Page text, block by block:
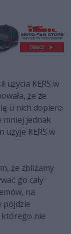
użycia KERS w
że ze
u nich dopiero
mniej jednak
użyje KERS w
że zbliżamy
go cały
na
pójdzie
którego nie